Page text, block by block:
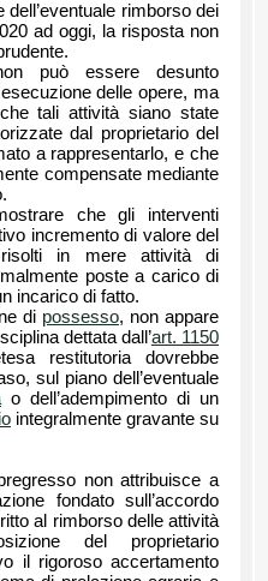
rimborso dei
ad oggi, la risposta non
può essere desunto
delle opere, ma
tali attività siano state
dal proprietario del
a rappresentarlo, e che
compensate mediante
che gli interventi
incremento di valore del
in mere attività di
poste a carico di
incarico di fatto.
di possesso, non appare
dettata dall’art. 1150
restitutoria dovrebbe
sul piano dell’eventuale
o dell’adempimento di un
integralmente gravante su
non attribuisce a
fondato sull’accordo
al rimborso delle attività
del proprietario
il rigoroso accertamento